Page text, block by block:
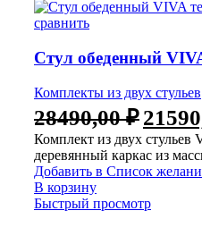
сравнить
Стул обеденный
Комплекты из двух стульев
28490,00₽
Комплект из двух стульев
деревянный каркас из
Добавить в Список
В корзину
Быстрый просмотр